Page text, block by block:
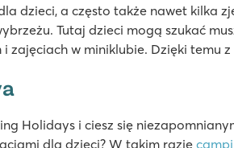
dzieci, a często także nawet kilka
Tutaj dzieci mogą szukać
w miniklubie. Dzięki temu
Holidays i ciesz się
dla dzieci? W takim razie